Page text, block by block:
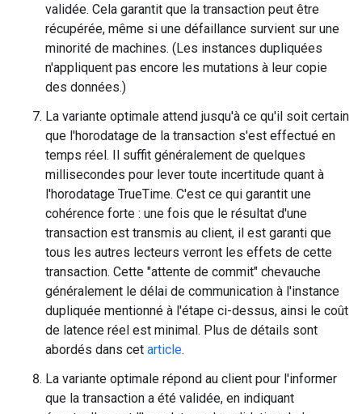
validée. Cela garantit que la transaction peut être
récupérée, même si une défaillance survient sur une
minorité de machines. (Les instances dupliquées
n'appliquent pas encore les mutations à leur copie
des données.)
La variante optimale attend jusqu'à ce qu'il soit certain
que l'horodatage de la transaction s'est effectué en
temps réel. Il suffit généralement de quelques
millisecondes pour lever toute incertitude quant à
l'horodatage TrueTime. C'est ce qui garantit une
cohérence forte : une fois que le résultat d'une
transaction est transmis au client, il est garanti que
tous les autres lecteurs verront les effets de cette
transaction. Cette "attente de commit" chevauche
généralement le délai de communication à l'instance
dupliquée mentionné à l'étape ci-dessus, ainsi le coût
de latence réel est minimal. Plus de détails sont
abordés dans cet article.
La variante optimale répond au client pour l'informer
que la transaction a été validée, en indiquant